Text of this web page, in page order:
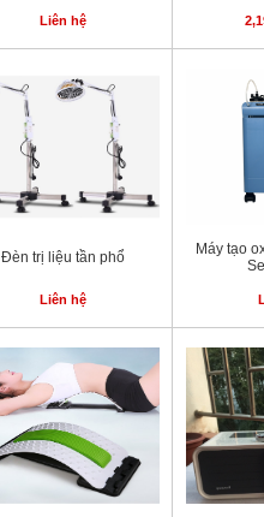
Liên hệ
Đèn trị liệu tần phổ
Liên hệ
Máy tạo